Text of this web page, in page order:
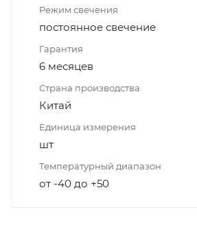
Режим свечения
постоянное свечение
Гарантия
6 месяцев
Страна производства
Китай
Единица измерения
шт
Температурный диапазон
от -40 до +50